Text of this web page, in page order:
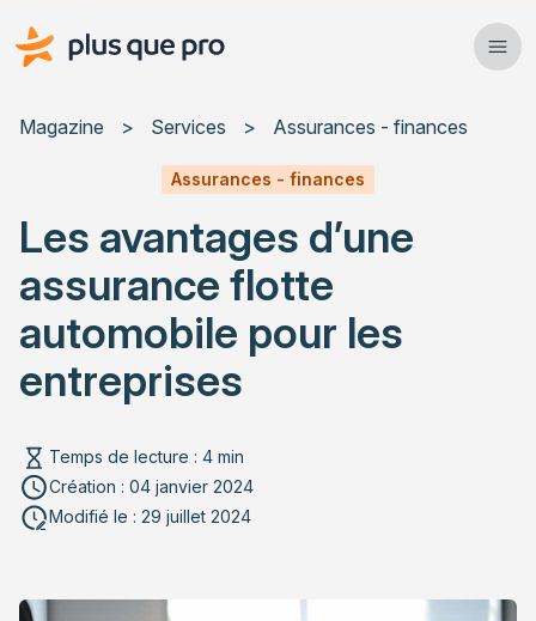
Plus que pro Mag'
Services
Actualités
Magazine > Services > Assurances - finances
Assurances - finances
Les avantages d’une
assurance flotte
automobile pour les
entreprises
Temps de lecture : 4 min
Création : 04 janvier 2024
Modifié le : 29 juillet 2024